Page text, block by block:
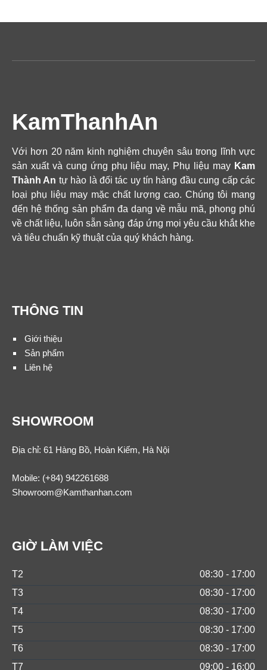
KamThanhAn
Với hơn 20 năm kinh nghiệm chuyên sâu trong lĩnh vực
sản xuất và cung ứng phụ liệu may, Phụ liệu may Kam
Thành An tự hào là đối tác uy tín hàng đầu cung cấp các
loại phụ liệu may mặc chất lượng cao. Chúng tôi mang
đến hệ thống sản phẩm đa dạng về mẫu mã, phong phú
về chất liệu, luôn sẵn sàng đáp ứng mọi yêu cầu khắt khe
và tiêu chuẩn kỹ thuật của quý khách hàng.
THÔNG TIN
Giới thiệu
Sản phẩm
Liên hệ
SHOWROOM
Địa chỉ: 61 Hàng Bồ, Hoàn Kiếm, Hà Nội
Mobile: (+84) 942261688
Showroom@Kamthanhan.com
GIỜ LÀM VIỆC
T2
08:30 - 17:00
T3
08:30 - 17:00
T4
08:30 - 17:00
T5
08:30 - 17:00
T6
08:30 - 17:00
T7
09:00 - 16:00